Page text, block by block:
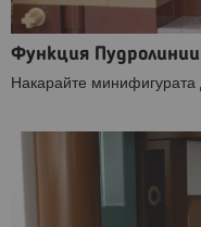
Функция Пудролинии
Накарайте минифигурата